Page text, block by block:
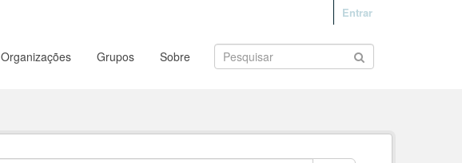
Entrar
Organizações Grupos Sobre